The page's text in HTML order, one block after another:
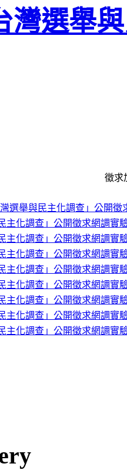
灣選舉
徵求
灣選舉與民主化調查」公開
主化調查」公開徵求網調實
主化調查」公開徵求網調實
主化調查」公開徵求網調實
主化調查」公開徵求網調實
主化調查」公開徵求網調實
主化調查」公開徵求網調實
主化調查」公開徵求網調實
主化調查」公開徵求網調實